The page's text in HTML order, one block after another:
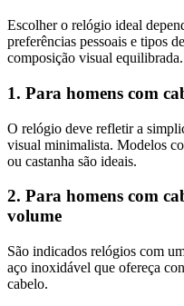
Escolher o relógio ideal
preferências pessoais e tipos
composição visual equilibrada.
1. Para homens com
O relógio deve refletir a
visual minimalista. Modelos
ou castanha são ideais.
2. Para homens com
volume
São indicados relógios com
aço inoxidável que ofereça
cabelo.